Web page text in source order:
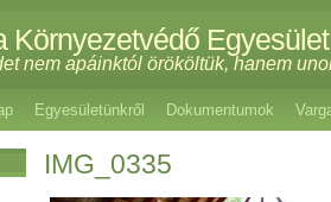
Környezetvédő Egyesület
nem apáinktól örököltük, hanem
Egyesületünkről Dokumentumok
IMG_0335